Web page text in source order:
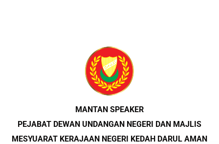
MANTAN SPEAKER
PEJABAT DEWAN UNDANGAN NEGERI DAN MAJLIS
MESYUARAT KERAJAAN NEGERI KEDAH DARUL AMAN